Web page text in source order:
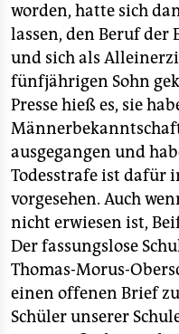
worden, hatte sich
lassen, den Beruf
und sich als
fünfjährigen Sohn
Presse hieß es, sie
ausgegangen und
Todesstrafe ist dafür
vorgesehen. Auch
nicht erwiesen ist,
Der fassungslose
Thomas-Morus-
einen offenen Brief
Schüler unserer